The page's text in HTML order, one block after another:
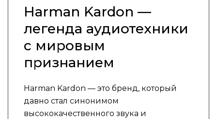
Harman Kardon —
легенда аудиотехники
с мировым
признанием
Harman Kardon — это бренд, который
давно стал синонимом
высококачественного звука и